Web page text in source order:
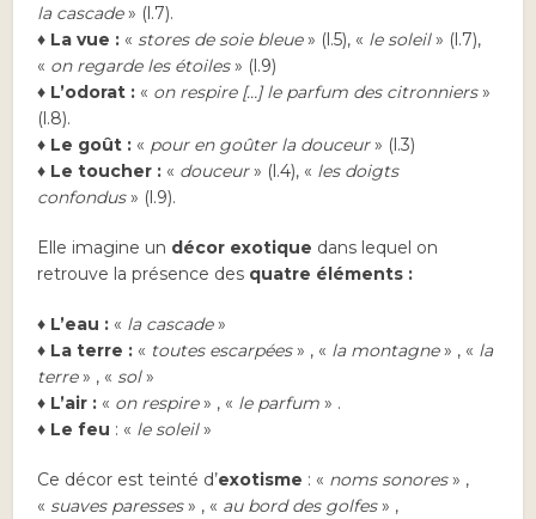
la cascade» (l.7).
♦ La vue : « stores de soie bleue» (l.5), « le soleil» (l.7),
« on regarde les étoiles» (l.9)
♦ L’odorat : « on respire […] le parfum des citronniers»
(l.8).
♦ Le goût : « pour en goûter la douceur» (l.3)
♦ Le toucher : « douceur» (l.4), « les doigts
confondus» (l.9).
Elle imagine un décor exotique dans lequel on
retrouve la présence des quatre éléments :
♦ L’eau : « la cascade»
♦ La terre : « toutes escarpées» , « la montagne» , « la
terre» , « sol»
♦ L’air : « on respire» , « le parfum » .
♦ Le feu : « le soleil»
Ce décor est teinté d’exotisme : « noms sonores» ,
« suaves paresses» , « au bord des golfes» ,